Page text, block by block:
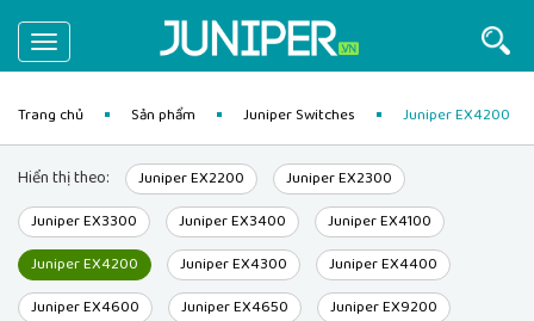
Toggle
navigation
Trang chủ Sản phẩm Juniper Switches Juniper EX4200
Hiển thị theo: Juniper EX2200
Juniper EX2300
Juniper EX3300
Juniper EX3400
Juniper EX4100
Juniper EX4200
Juniper EX4300
Juniper EX4400
Juniper EX4600
Juniper EX4650
Juniper EX9200